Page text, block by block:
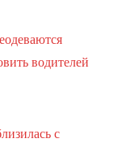
водителей
с